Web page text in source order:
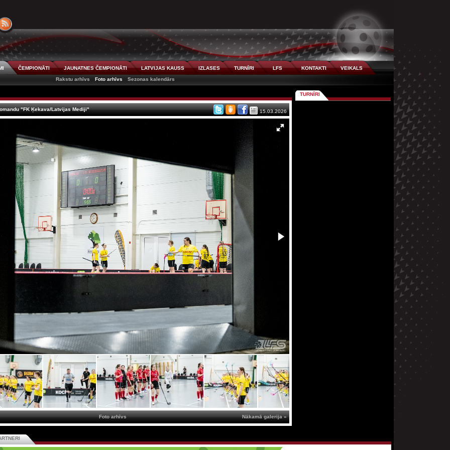
ČEMPIONĀTI JAUNATNES ČEMPIONĀTI LATVIJAS KAUSS IZLASES TURNĪRI LFS KONTAKTI
VEIKALS
Rakstu arhīvs
Foto arhīvs Sezonas kalendārs
"FK Ķekava/Latvijas Mediji" 15.03.2026
Nākamā galerija »
Foto arhīvs
TURNĪRI